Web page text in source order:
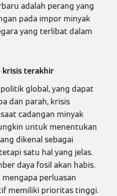
adalah perang yang
pada impor minyak
yang terlibat dalam
krisis terakhir
global, yang dapat
dan parah, krisis
cadangan minyak
untuk menentukan
dikenal sebagai
satu hal yang jelas.
daya fosil akan habis.
mengapa perluasan
memiliki prioritas tinggi.